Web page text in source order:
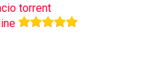
torrent